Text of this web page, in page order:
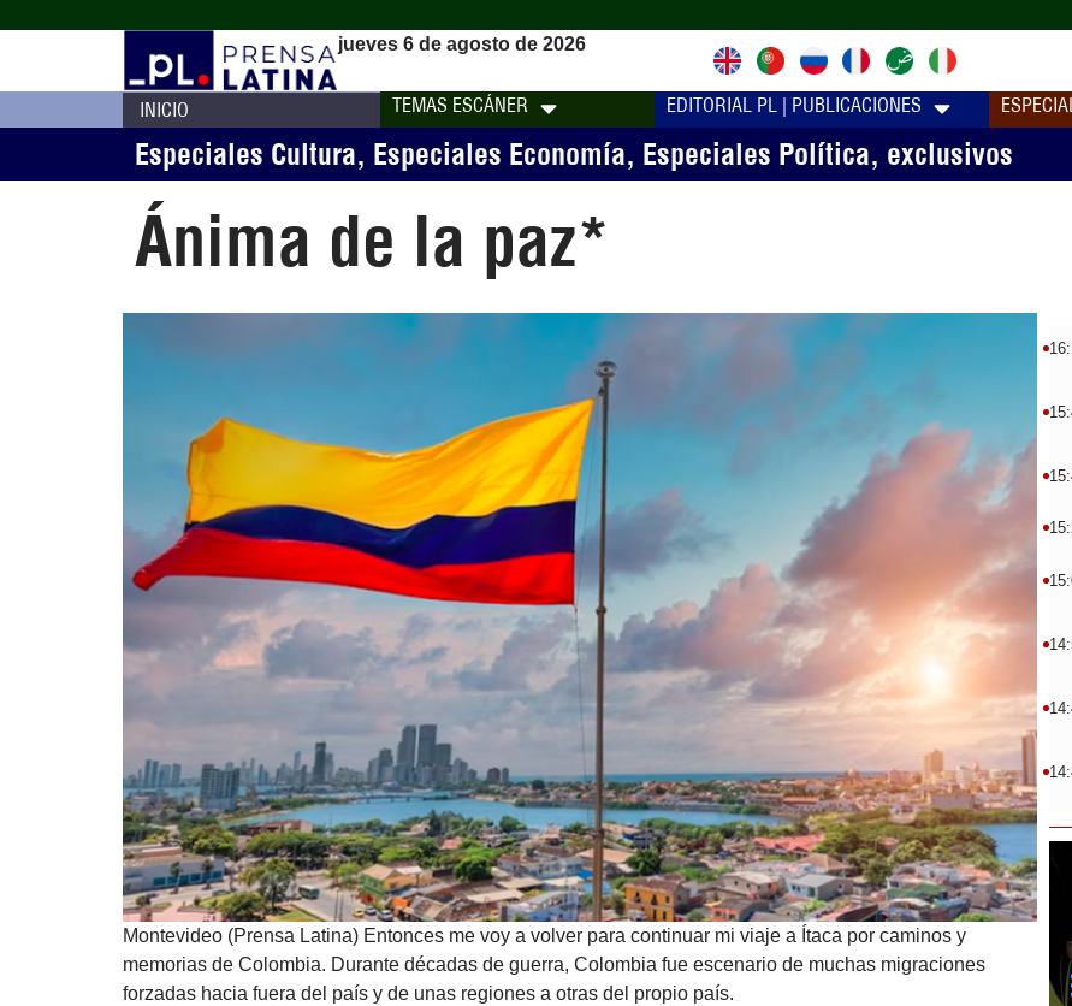
jueves 6 de agosto de 2026
INICIO TEMAS ESCÁNER EDITORIAL PL | PUBLICACIONES
Especiales Cultura, Especiales Economía, Especiales Política, exclusivos
Ánima de la paz*
Montevideo (Prensa Latina) Entonces me voy a volver para continuar mi viaje a Ítaca por caminos y
memorias de Colombia. Durante décadas de guerra, Colombia fue escenario de muchas migraciones
forzadas hacia fuera del país y de unas regiones a otras del propio país.